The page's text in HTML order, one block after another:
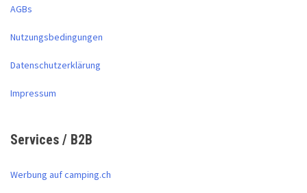
AGBs
Nutzungsbedingungen
Datenschutzerklärung
Impressum
Services / B2B
Werbung auf camping.ch